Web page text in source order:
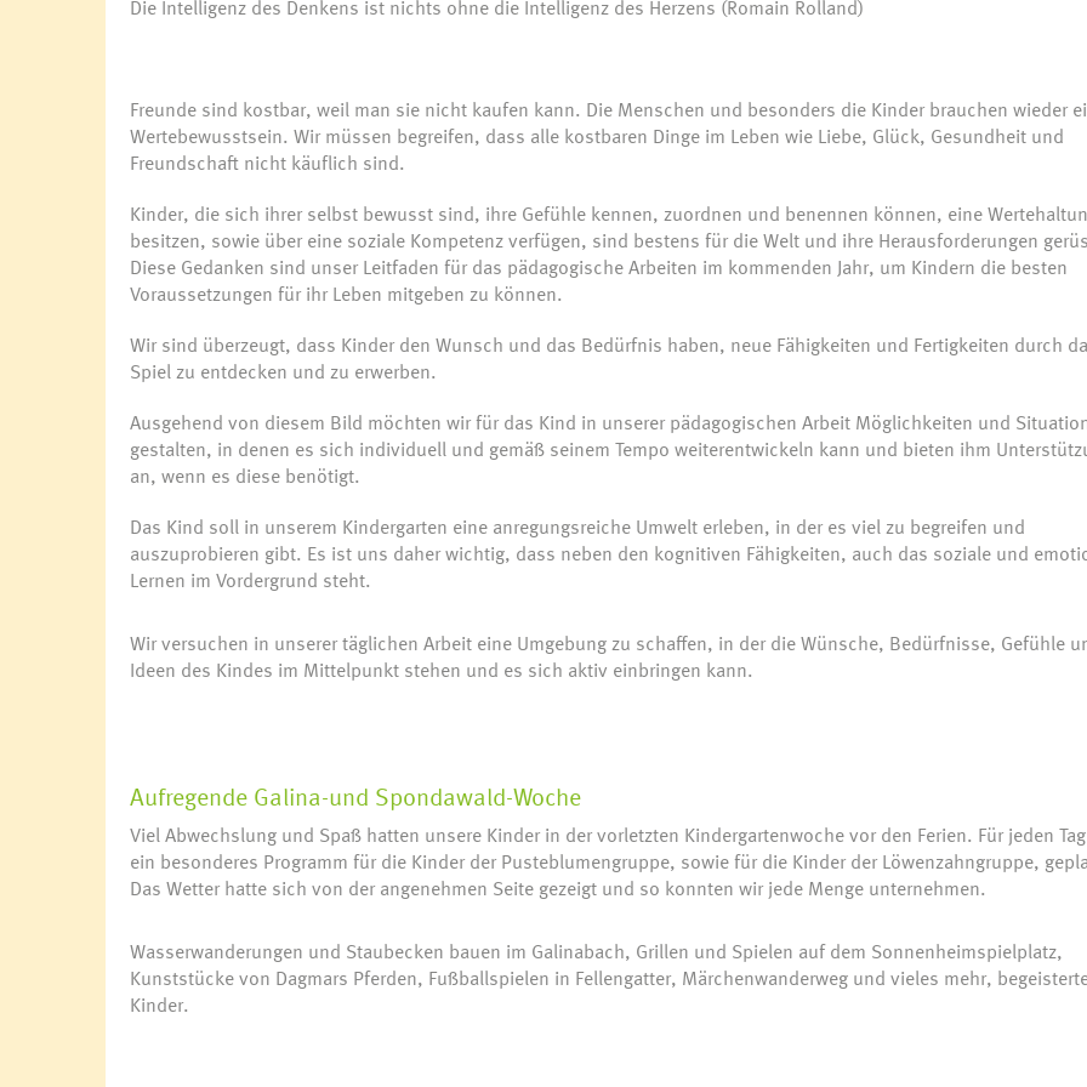
Die Intelligenz des Denkens ist nichts ohne die Intelligenz des Herzens (Romain Rolland)
Freunde sind kostbar, weil man sie nicht kaufen kann. Die Menschen und besonders die Kinder brauchen wieder
Wertebewusstsein. Wir müssen begreifen, dass alle kostbaren Dinge im Leben wie Liebe, Glück, Gesundheit und
Freundschaft nicht käuflich sind.
Kinder, die sich ihrer selbst bewusst sind, ihre Gefühle kennen, zuordnen und benennen können, eine
besitzen, sowie über eine soziale Kompetenz verfügen, sind bestens für die Welt und ihre Herausforderungen
Diese Gedanken sind unser Leitfaden für das pädagogische Arbeiten im kommenden Jahr, um Kindern die besten
Voraussetzungen für ihr Leben mitgeben zu können.
Wir sind überzeugt, dass Kinder den Wunsch und das Bedürfnis haben, neue Fähigkeiten und Fertigkeiten durch
Spiel zu entdecken und zu erwerben.
Ausgehend von diesem Bild möchten wir für das Kind in unserer pädagogischen Arbeit Möglichkeiten und
gestalten, in denen es sich individuell und gemäß seinem Tempo weiterentwickeln kann und bieten ihm
an, wenn es diese benötigt.
Das Kind soll in unserem Kindergarten eine anregungsreiche Umwelt erleben, in der es viel zu begreifen und
auszuprobieren gibt. Es ist uns daher wichtig, dass neben den kognitiven Fähigkeiten, auch das soziale und
Lernen im Vordergrund steht.
Wir versuchen in unserer täglichen Arbeit eine Umgebung zu schaffen, in der die Wünsche, Bedürfnisse, Gefühle
Ideen des Kindes im Mittelpunkt stehen und es sich aktiv einbringen kann.
Aufregende Galina-und Spondawald-Woche
Viel Abwechslung und Spaß hatten unsere Kinder in der vorletzten Kindergartenwoche vor den Ferien. Für jeden
ein besonderes Programm für die Kinder der Pusteblumengruppe, sowie für die Kinder der Löwenzahngruppe,
Das Wetter hatte sich von der angenehmen Seite gezeigt und so konnten wir jede Menge unternehmen.
Wasserwanderungen und Staubecken bauen im Galinabach, Grillen und Spielen auf dem Sonnenheimspielplatz,
Kunststücke von Dagmars Pferden, Fußballspielen in Fellengatter, Märchenwanderweg und vieles mehr,
Kinder.